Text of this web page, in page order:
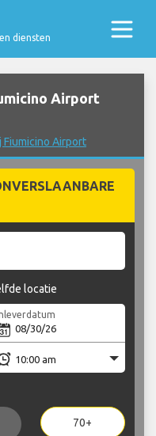
diensten
Airport
Airport
locatie
70+